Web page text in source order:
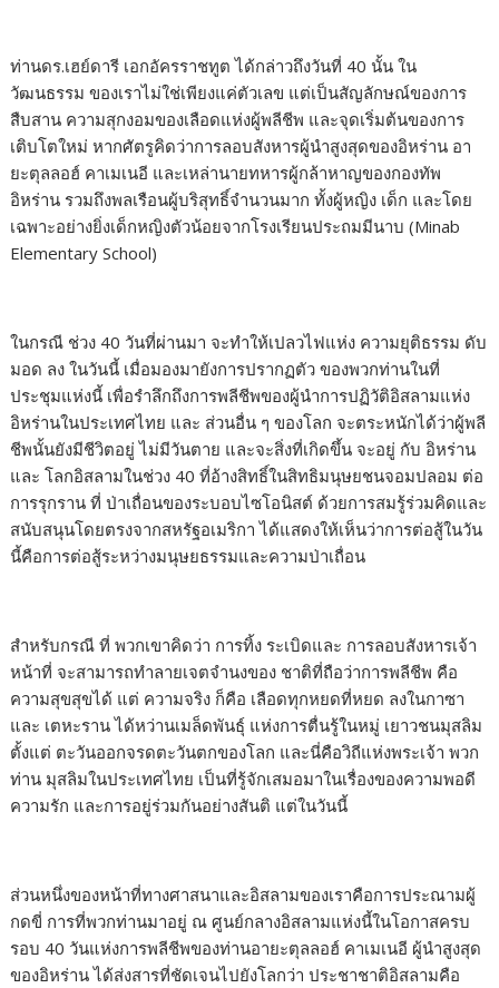
ท่านดร.เฮย์ดารี เอกอัครราชทูต ได้กล่าวถึงวันที่ 40 นั้น ใน
วัฒนธรรม ของเราไม่ใช่เพียงแค่ตัวเลข แต่เป็นสัญลักษณ์ของการ
สืบสาน ความสุกงอมของเลือดแห่งผู้พลีชีพ และจุดเริ่มต้นของการ
เติบโตใหม่ หากศัตรูคิดว่าการลอบสังหารผู้นำสูงสุดของอิหร่าน อา
ยะตุลลอฮ์ คาเมเนอี และเหล่านายทหารผู้กล้าหาญของกองทัพ
อิหร่าน รวมถึงพลเรือนผู้บริสุทธิ์จำนวนมาก ทั้งผู้หญิง เด็ก และโดย
เฉพาะอย่างยิ่งเด็กหญิงตัวน้อยจากโรงเรียนประถมมีนาบ (Minab
Elementary School)
ในกรณี ช่วง 40 วันที่ผ่านมา จะทำให้เปลวไฟแห่ง ความยุติธรรม ดับ
มอด ลง ในวันนี้ เมื่อมองมายังการปรากฏตัว ของพวกท่านในที่
ประชุมแห่งนี้ เพื่อรำลึกถึงการพลีชีพของผู้นำการปฏิวัติอิสลามแห่ง
อิหร่านในประเทศไทย และ ส่วนอื่น ๆ ของโลก จะตระหนักได้ว่าผู้พลี
ชีพนั้นยังมีชีวิตอยู่ ไม่มีวันตาย และจะสิ่งที่เกิดขึ้น จะอยู่ กับ อิหร่าน
และ โลกอิสลามในช่วง 40 ที่อ้างสิทธิ์ในสิทธิมนุษยชนจอมปลอม ต่อ
การรุกราน ที่ ป่าเถื่อนของระบอบไซโอนิสต์ ด้วยการสมรู้ร่วมคิดและ
สนับสนุนโดยตรงจากสหรัฐอเมริกา ได้แสดงให้เห็นว่าการต่อสู้ในวัน
นี้คือการต่อสู้ระหว่างมนุษยธรรมและความป่าเถื่อน
สำหรับกรณี ที่ พวกเขาคิดว่า การทิ้ง ระเบิดและ การลอบสังหารเจ้า
หน้าที่ จะสามารถทำลายเจตจำนงของ ชาติที่ถือว่าการพลีชีพ คือ
ความสุขสุขได้ แต่ ความจริง ก็คือ เลือดทุกหยดที่หยด ลงในกาซา
และ เตหะราน ได้หว่านเมล็ดพันธุ์ แห่งการตื่นรู้ในหมู่ เยาวชนมุสลิม
ตั้งแต่ ตะวันออกจรดตะวันตกของโลก และนี่คือวิถีแห่งพระเจ้า พวก
ท่าน มุสลิมในประเทศไทย เป็นที่รู้จักเสมอมาในเรื่องของความพอดี
ความรัก และการอยู่ร่วมกันอย่างสันติ แต่ในวันนี้
ส่วนหนึ่งของหน้าที่ทางศาสนาและอิสลามของเราคือการประณามผู้
กดขี่ การที่พวกท่านมาอยู่ ณ ศูนย์กลางอิสลามแห่งนี้ในโอกาสครบ
รอบ 40 วันแห่งการพลีชีพของท่านอายะตุลลอฮ์ คาเมเนอี ผู้นำสูงสุด
ของอิหร่าน ได้ส่งสารที่ชัดเจนไปยังโลกว่า ประชาชาติอิสลามคือ